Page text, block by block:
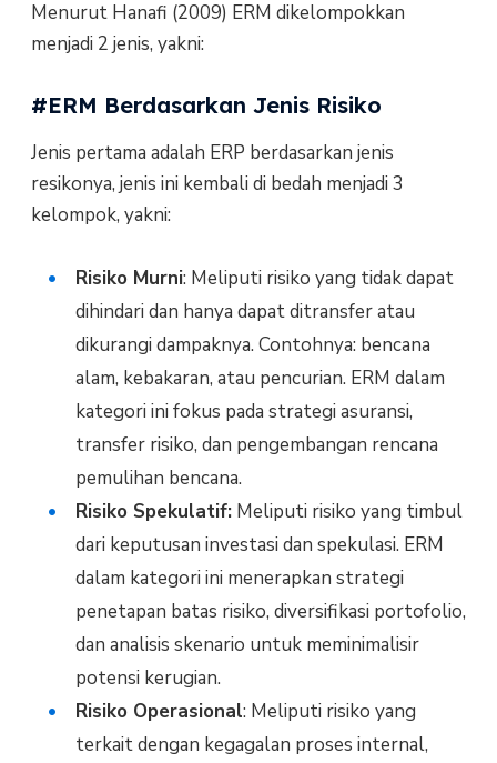
Menurut Hanafi (2009) ERM dikelompokkan
menjadi 2 jenis, yakni:
#ERM Berdasarkan Jenis Risiko
Jenis pertama adalah ERP berdasarkan jenis
resikonya, jenis ini kembali di bedah menjadi 3
kelompok, yakni:
Risiko Murni: Meliputi risiko yang tidak dapat
dihindari dan hanya dapat ditransfer atau
dikurangi dampaknya. Contohnya: bencana
alam, kebakaran, atau pencurian. ERM dalam
kategori ini fokus pada strategi asuransi,
transfer risiko, dan pengembangan rencana
pemulihan bencana.
Risiko Spekulatif:Meliputi risiko yang timbul
dari keputusan investasi dan spekulasi. ERM
dalam kategori ini menerapkan strategi
penetapan batas risiko, diversifikasi portofolio,
dan analisis skenario untuk meminimalisir
potensi kerugian.
Risiko Operasional: Meliputi risiko yang
terkait dengan kegagalan proses internal,